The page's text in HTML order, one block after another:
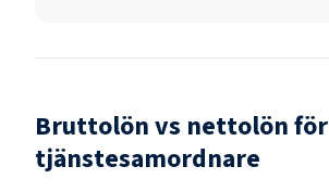
Bruttolön vs nettolön för
tjänstesamordnare